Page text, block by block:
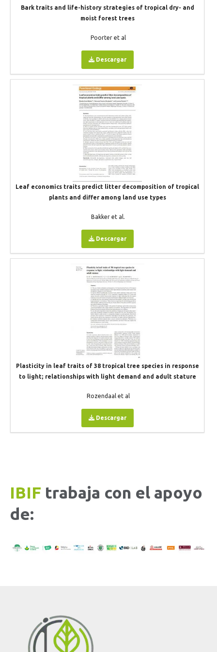
Bark traits and life-history strategies of tropical dry- and
moist forest trees
Poorter et al
Descargar
Leaf economics traits predict litter decomposition of tropical
plants and differ among land use types
Bakker et al.
Descargar
Plasticity in leaf traits of 38 tropical tree species in response
to light; relationships with light demand and adult stature
Rozendaal et al
Descargar
IBIF trabaja con el apoyo
de: